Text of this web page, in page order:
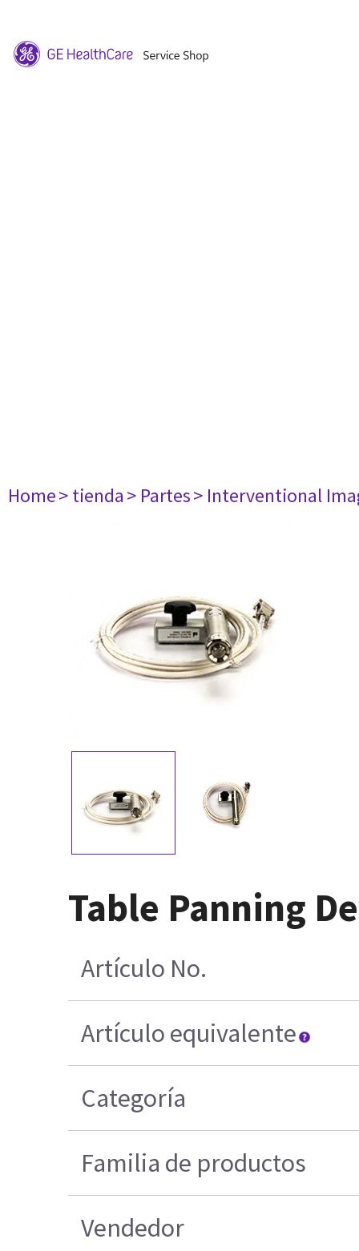
Home> tienda> Partes> Interventional
Table Panning
Artículo No.
Artículo equivalente
Categoría
Familia de productos
Vendedor